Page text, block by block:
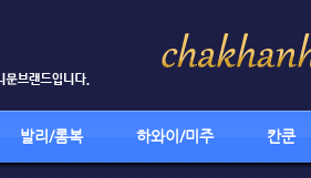
발리/롬복 하와이/미주 칸쿤